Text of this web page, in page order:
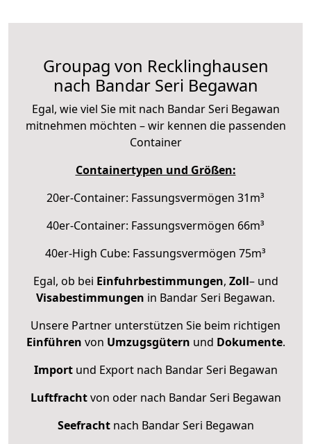
Groupag von Recklinghausen
nach Bandar Seri Begawan
Egal, wie viel Sie mit nach Bandar Seri Begawan
mitnehmen möchten – wir kennen die passenden
Container
Containertypen und Größen:
20er-Container: Fassungsvermögen 31m³
40er-Container: Fassungsvermögen 66m³
40er-High Cube: Fassungsvermögen 75m³
Egal, ob bei Einfuhrbestimmungen, Zoll– und
Visabestimmungen in Bandar Seri Begawan.
Unsere Partner unterstützen Sie beim richtigen
Einführen von Umzugsgütern und Dokumente.
Importund Export nach Bandar Seri Begawan
Luftfrachtvon oder nach Bandar Seri Begawan
Seefrachtnach Bandar Seri Begawan